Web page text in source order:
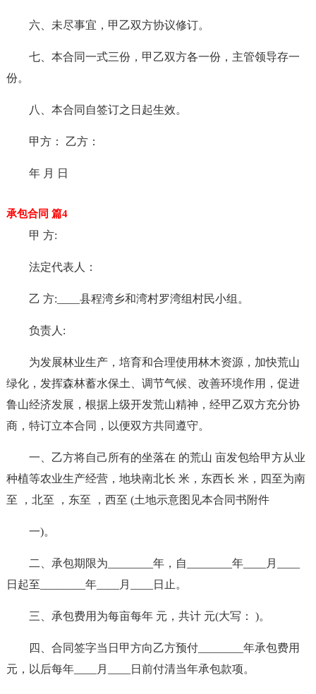
六、未尽事宜，甲乙双方协议修订。
七、本合同一式三份，甲乙双方各一份，主管领导存一
份。
八、本合同自签订之日起生效。
甲方： 乙方：
年 月 日
承包合同 篇4
甲 方:
法定代表人：
乙 方:____县程湾乡和湾村罗湾组村民小组。
负责人:
为发展林业生产，培育和合理使用林木资源，加快荒山
绿化，发挥森林蓄水保土、调节气候、改善环境作用，促进
鲁山经济发展，根据上级开发荒山精神，经甲乙双方充分协
商，特订立本合同，以便双方共同遵守。
一、乙方将自己所有的坐落在 的荒山 亩发包给甲方从业
种植等农业生产经营，地块南北长 米，东西长 米，四至为南
至 ，北至 ，东至 ，西至 (土地示意图见本合同书附件
一)。
二、承包期限为________年，自________年____月____
日起至________年____月____日止。
三、承包费用为每亩每年 元，共计 元(大写： )。
四、合同签字当日甲方向乙方预付________年承包费用
元，以后每年____月____日前付清当年承包款项。